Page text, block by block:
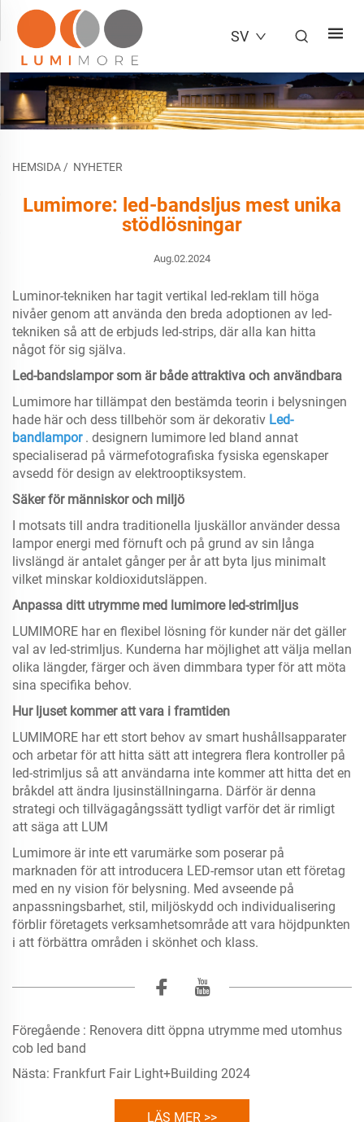
SV
HEMSIDA / NYHETER
Lumimore: led-bandsljus mest unika
stödlösningar
Aug.02.2024
Luminor-tekniken har tagit vertikal led-reklam till höga
nivåer genom att använda den breda adoptionen av led-
tekniken så att de erbjuds led-strips, där alla kan hitta
något för sig själva.
Led-bandslampor som är både attraktiva och användbara
Lumimore har tillämpat den bestämda teorin i belysningen
hade här och dess tillbehör som är dekorativ Led-
bandlampor . designern lumimore led bland annat
specialiserad på värmefotografiska fysiska egenskaper
avsedd för design av elektrooptiksystem.
Säker för människor och miljö
I motsats till andra traditionella ljuskällor använder dessa
lampor energi med förnuft och på grund av sin långa
livslängd är antalet gånger per år att byta ljus minimalt
vilket minskar koldioxidutsläppen.
Anpassa ditt utrymme med lumimore led-strimljus
LUMIMORE har en flexibel lösning för kunder när det gäller
val av led-strimljus. Kunderna har möjlighet att välja mellan
olika längder, färger och även dimmbara typer för att möta
sina specifika behov.
Hur ljuset kommer att vara i framtiden
LUMIMORE har ett stort behov av smart hushållsapparater
och arbetar för att hitta sätt att integrera flera kontroller på
led-strimljus så att användarna inte kommer att hitta det en
bråkdel att ändra ljusinställningarna. Därför är denna
strategi och tillvägagångssätt tydligt varför det är rimligt
att säga att LUM
Lumimore är inte ett varumärke som poserar på
marknaden för att introducera LED-remsor utan ett företag
med en ny vision för belysning. Med avseende på
anpassningsbarhet, stil, miljöskydd och individualisering
förblir företagets verksamhetsområde att vara höjdpunkten
i att förbättra områden i skönhet och klass.
Föregående : Renovera ditt öppna utrymme med utomhus
cob led band
Nästa: Frankfurt Fair Light+Building 2024
LÄS MER >>